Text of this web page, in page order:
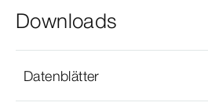
Downloads
Datenblätter